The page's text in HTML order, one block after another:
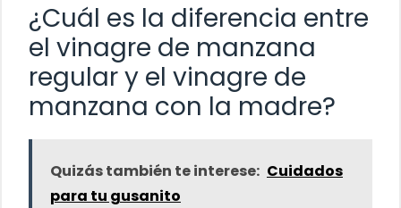
¿Cuál es la diferencia entre
el vinagre de manzana
regular y el vinagre de
manzana con la madre?
Quizás también te interese: Cuidados
para tu gusanito